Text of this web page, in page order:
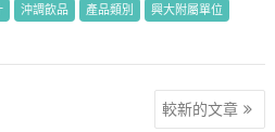
沖調飲品 產品類別
興大附屬單位
較新的文章